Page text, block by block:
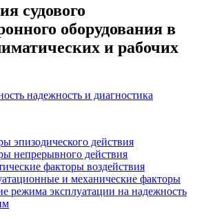
судового
оборудования в
и рабочих
надежность и диагностика
эпизодического действия
непрерывного действия
факторы воздействия
и механические факторы
режима эксплуатации на надежность